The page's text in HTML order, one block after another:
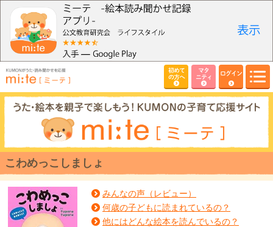
初めて
の方へ
マタ
ニティ
ログイン
こわめっこしましょ
みんなの声（レビュー）
何歳の子どもに読まれているの？
他にはどんな絵本を読んでいるの？